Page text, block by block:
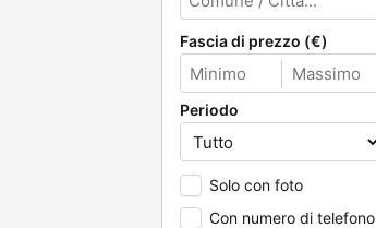
Fascia di prezzo (€)
Periodo
Solo con foto
Con numero di telefono